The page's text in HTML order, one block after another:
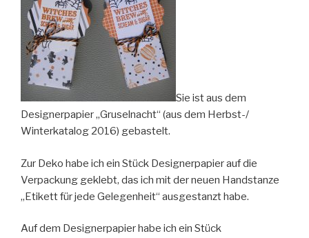
Sie ist aus dem
Designerpapier „Gruselnacht“ (aus dem Herbst-/
Winterkatalog 2016) gebastelt.
Zur Deko habe ich ein Stück Designerpapier auf die
Verpackung geklebt, das ich mit der neuen Handstanze
„Etikett für jede Gelegenheit“ ausgestanzt habe.
Auf dem Designerpapier habe ich ein Stück